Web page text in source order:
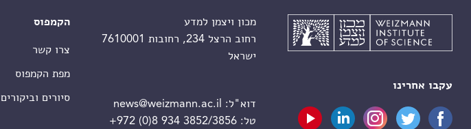
עקבו אחרינו
מכון ויצמן למדע
רחוב הרצל 234, רחובות 7610001
ישראל
דוא"ל:
news@weizmann.ac.il
טל:+972 (0)8 934 3852/3856
הקמפוס
צרו קשר
מפת הקמפוס
סיורים וביקורים